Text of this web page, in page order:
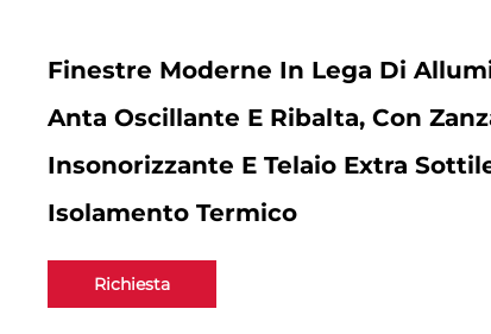
Finestre Moderne In Lega Di
Anta Oscillante E Ribalta, Con
Insonorizzante E Telaio Extra
Isolamento Termico
Richiesta